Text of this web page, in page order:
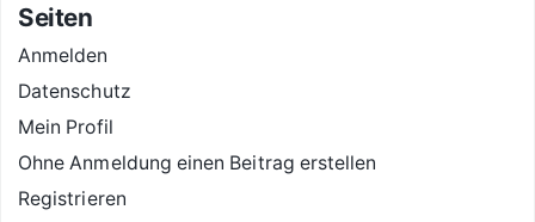
Seiten
Anmelden
Datenschutz
Mein Profil
Ohne Anmeldung einen Beitrag erstellen
Registrieren